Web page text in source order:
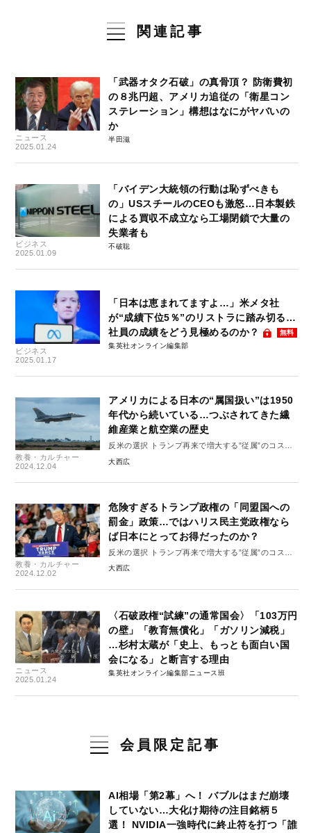
関連記事
ニュース
2025.01.24
「武器オタク石破」の真骨頂？ 防衛費初
の８兆円超、アメリカ追従の「衛星コン
ステレーション」構想はなにがヤバいの
か
半田滋
ビジネス
2025.01.09
「バイデン大統領の行動は恥ずべきも
の」USスチールのCEOも激怒…日本製鉄
による買収不成立なら工場閉鎖で大量の
失業者も
不破聡
ビジネス
2025.01.17
「日本は恵まれてますよ…」米メタ社
が“成績下位5％”のリストラに踏み切る…
社員の成績をどう見極めるのか？
無料
集英社オンライン編集部
教養・カルチャー
2024.12.04
アメリカによる日本の“属国扱い”は1950
年代から続いている…つぶされてきた繊
維産業と航空業の歴史
反米の選択 トランプ再来で増大する”従属”のコスト
#3
大西広
教養・カルチャー
2024.12.02
危険すぎるトランプ政権の「同盟国への
罰金」政策…ではハリス民主党政権なら
ば日本にとってお得だったのか？
反米の選択 トランプ再来で増大する”従属”のコスト
#1
大西広
ニュース
2025.01.24
〈石破政権“試練”の通常国会〉「103万円
の壁」「教育無償化」「ガソリン減税」
…杉村太蔵が「史上、もっとも面白い国
会になる」と断言する理由
集英社オンライン編集部ニュース班
会員限定記事
AI相場「第2幕」へ！ バブルはまだ崩壊
していない…大化け期待の注目銘柄５
選！ NVIDIA一強時代に終止符を打つ「誰